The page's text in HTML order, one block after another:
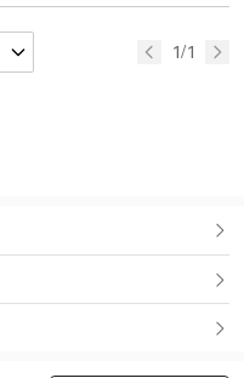
1/1